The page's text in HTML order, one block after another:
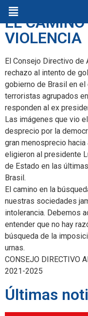
EL
VIOLENCIA
El Consejo Directivo de
rechazo al intento de
gobierno de Brasil en el
terroristas agrupados
responden al ex
Las imágenes que vio
desprecio por la
gran menosprecio
eligieron al presidente
de Estado en las
Brasil.
El camino en la
nuestras sociedades
intolerancia. Debemos
entender que no hay
búsqueda de la
urnas.
CONSEJO DIRECTIVO
2021-2025
Últimas